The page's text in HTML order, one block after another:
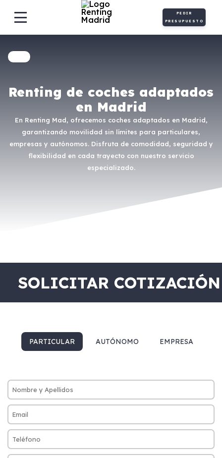
PEDIR
PRESUPUESTO
Renting de coches adaptados
en Madrid
En Renting Mad, ofrecemos coches adaptados en Madrid,
garantizando movilidad sin límites para particulares,
empresas y autónomos. Disfruta de comodidad, seguridad y
flexibilidad en cada trayecto con nuestro servicio
especializado.
SOLICITAR COTIZACIÓN
PARTICULAR AUTÓNOMO EMPRESA